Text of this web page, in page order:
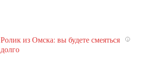
i
Ролик из Омска: вы будете смеяться
долго